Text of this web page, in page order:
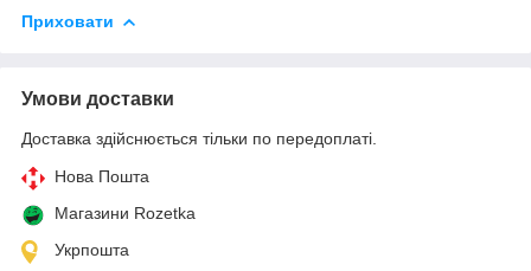
Приховати
Умови доставки
Доставка здійснюється тільки по передоплаті.
Нова Пошта
Магазини Rozetka
Укрпошта